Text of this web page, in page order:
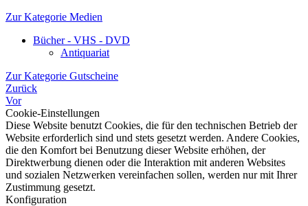
Zur Kategorie Medien
Bücher - VHS - DVD
Antiquariat
Zur Kategorie Gutscheine
Zurück
Vor
Cookie-Einstellungen
Diese Website benutzt Cookies, die für den technischen Betrieb der
Website erforderlich sind und stets gesetzt werden. Andere Cookies,
die den Komfort bei Benutzung dieser Website erhöhen, der
Direktwerbung dienen oder die Interaktion mit anderen Websites
und sozialen Netzwerken vereinfachen sollen, werden nur mit Ihrer
Zustimmung gesetzt.
Konfiguration